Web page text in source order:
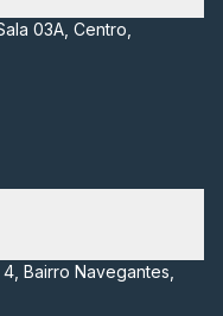
03A, Centro,
Bairro Navegantes,